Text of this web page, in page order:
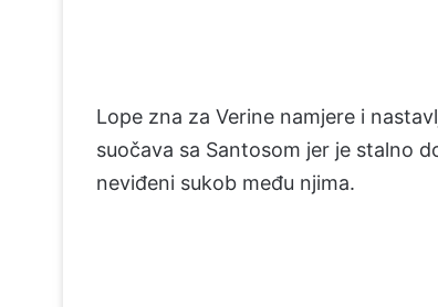
Lope zna za Verine namjere i
suočava sa Santosom jer je stalno
neviđeni sukob među njima.